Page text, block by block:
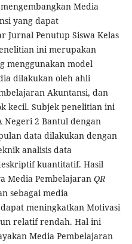
Media
yang dapat
Jurnal Penutup Siswa Kelas
ini merupakan
menggunakan model
dilakukan oleh ahli
Akuntansi, dan
kecil. Subjek penelitian ini
Negeri 2 Bantul dengan
data dilakukan dengan
analisis data
kuantitatif. Hasil
Media Pembelajaran QR
sebagai media
meningkatkan Motivasi
relatif rendah. Hal ini
Media Pembelajaran